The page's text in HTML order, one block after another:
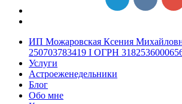
Задание⭐ Домашнее задание № 1
Урок 3
Задание◽ Лекция № 2.1 для изучения PDF
Задание
Классификация планет
ИП Можаровская Ксения
250703783419 I ОГРН
Услуги
Астроеженедельники
Блог
Обо мне